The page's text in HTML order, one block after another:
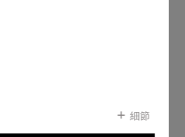
細節